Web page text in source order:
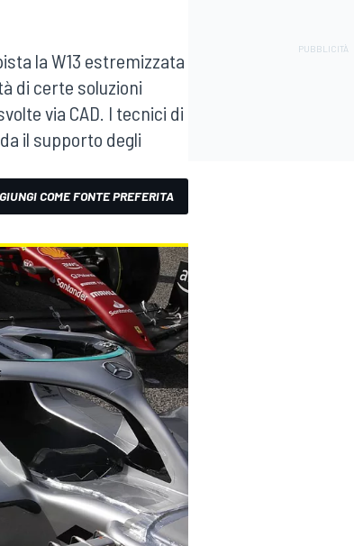
la W13 estremizzata
di certe soluzioni
via CAD. I tecnici di
il supporto degli
COME FONTE PREFERITA